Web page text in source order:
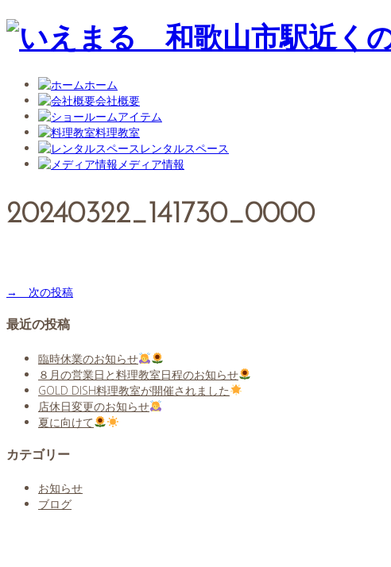
ホーム
会社概要
アイテム
料理教室
レンタルスペース
メディア情報
20240322_141730_0000
→ 次の投稿
最近の投稿
臨時休業のお知らせ
８月の営業日と料理教室日程のお知らせ
GOLD DISH料理教室が開催されました
店休日変更のお知らせ
夏に向けて
カテゴリー
お知らせ
ブログ